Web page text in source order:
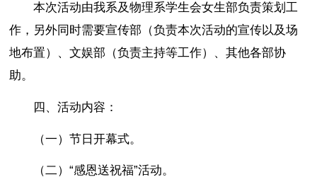
本次活动由我系及物理系学生会女生部负责策划工
作，另外同时需要宣传部（负责本次活动的宣传以及场
地布置）、文娱部（负责主持等工作）、其他各部协
助。
四、活动内容：
（一）节日开幕式。
（二）“感恩送祝福”活动。